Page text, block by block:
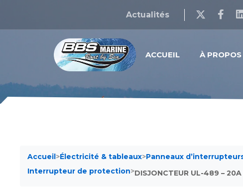
Actualités
ACCUEIL À PROPOS
Accueil>Électricité & tableaux>Panneaux
Interrupteur de protection>DISJONCTEUR UL-489 –